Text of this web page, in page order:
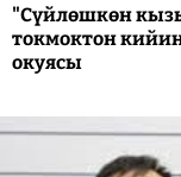
"Сүйлөшкөн
токмоктон
окуясы